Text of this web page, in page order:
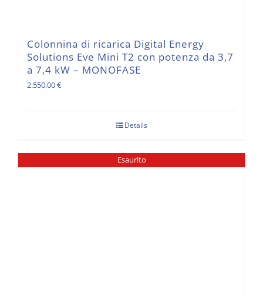
Colonnina di ricarica Digital Energy
Solutions Eve Mini T2 con potenza da 3,7
a 7,4 kW – MONOFASE
2.550,00€
Details
Esaurito